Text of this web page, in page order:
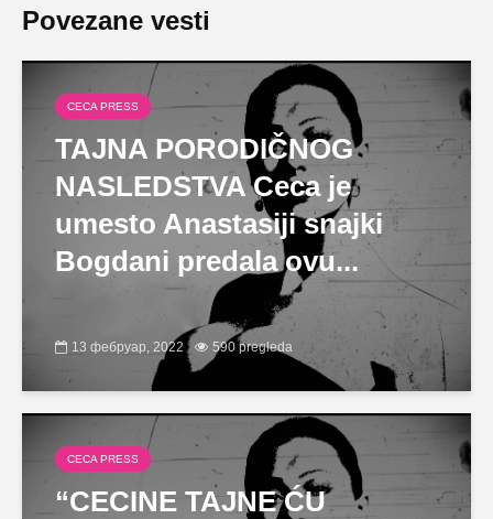
Povezane vesti
CECA PRESS
TAJNA PORODIČNOG
NASLEDSTVA Ceca je
umesto Anastasiji snajki
Bogdani predala ovu...
13 фебруар, 2022 590 pregleda
CECA PRESS
“CECINE TAJNE ĆU